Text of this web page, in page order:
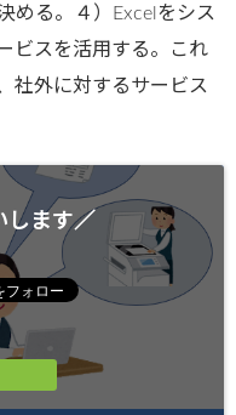
める。４）Excelをシス
ビスを活用する。これ
社外に対するサービス
します／